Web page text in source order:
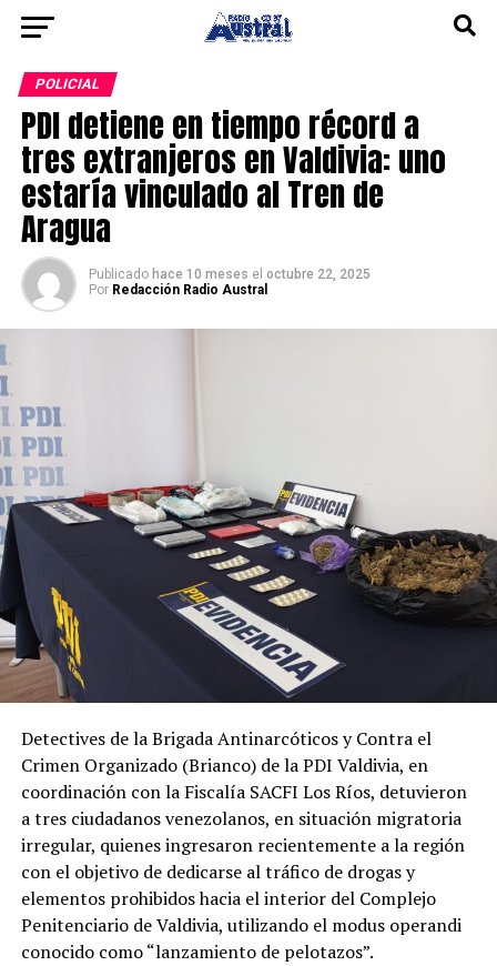
POLICIAL
PDI detiene en tiempo récord a
tres extranjeros en Valdivia: uno
estaría vinculado al Tren de
Aragua
Publicado hace 10 meses el octubre 22, 2025
Por Redacción Radio Austral
Detectives de la Brigada Antinarcóticos y Contra el
Crimen Organizado (Brianco) de la PDI Valdivia, en
coordinación con la Fiscalía SACFI Los Ríos, detuvieron
a tres ciudadanos venezolanos, en situación migratoria
irregular, quienes ingresaron recientemente a la región
con el objetivo de dedicarse al tráfico de drogas y
elementos prohibidos hacia el interior del Complejo
Penitenciario de Valdivia, utilizando el modus operandi
conocido como “lanzamiento de pelotazos”.